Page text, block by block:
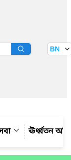
BN
ঊর্ধ্বতন